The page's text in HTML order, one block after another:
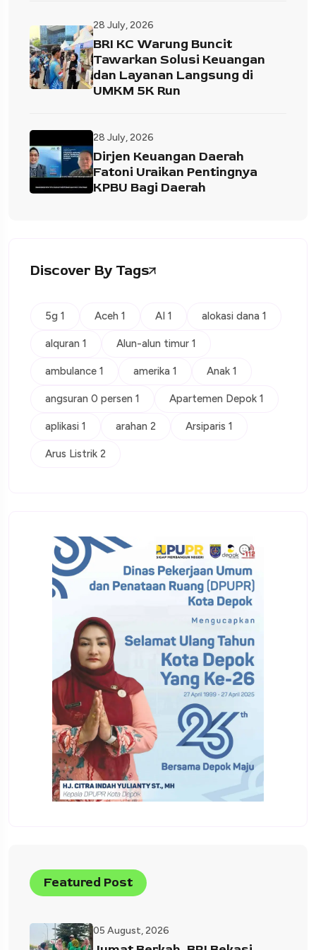
28 July, 2026
BRI KC Warung Buncit
Tawarkan Solusi Keuangan
dan Layanan Langsung di
UMKM 5K Run
28 July, 2026
Dirjen Keuangan Daerah
Fatoni Uraikan Pentingnya
KPBU Bagi Daerah
Discover By Tags
5g 1 Aceh 1 AI 1 alokasi dana 1
alquran 1 Alun-alun timur 1
ambulance 1 amerika 1 Anak 1
angsuran 0 persen 1 Apartemen Depok 1
aplikasi 1 arahan 2 Arsiparis 1
Arus Listrik 2
Featured Post
05 August, 2026